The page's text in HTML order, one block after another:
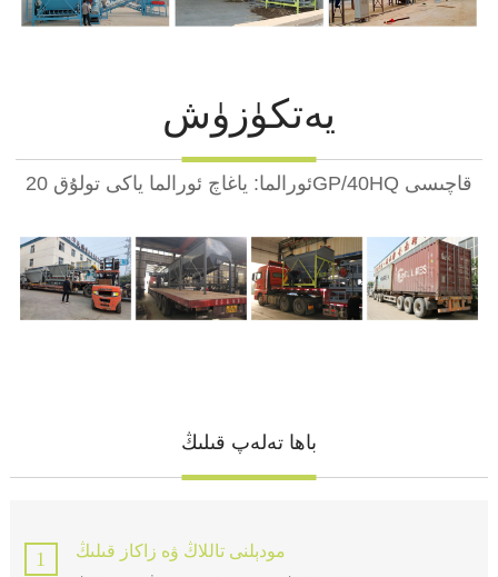
يەتكۈزۈش
ئورالما: ياغاچ ئورالما ياكى تولۇق 20GP/40HQ قاچىسى
باھا تەلەپ قىلىڭ
1 مودېلنى تاللاڭ ۋە زاكاز قىلىڭ